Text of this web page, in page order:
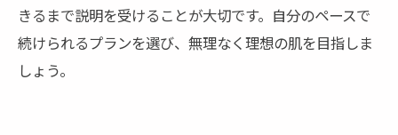
きるまで説明を受けることが大切です。自分のペースで
続けられるプランを選び、無理なく理想の肌を目指しま
しょう。